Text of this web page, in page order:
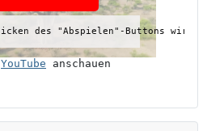
des "Abspielen"-Buttons wird das
YouTube anschauen